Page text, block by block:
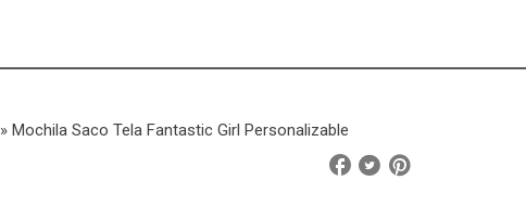
» Mochila Saco Tela Fantastic Girl Personalizable